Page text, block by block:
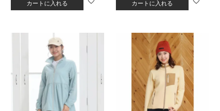
カートに入れる カートに入れる